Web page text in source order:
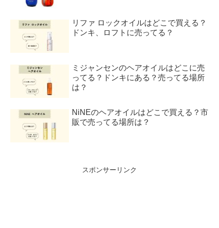
リファ ロックオイルはどこで買える？
ドンキ、ロフトに売ってる？
ミジャンセンのヘアオイルはどこに売
ってる？ドンキにある？売ってる場所
は？
NiNEのヘアオイルはどこで買える？市
販で売ってる場所は？
スポンサーリンク